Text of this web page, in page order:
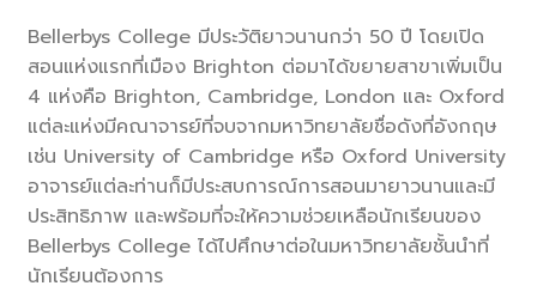
Bellerbys College มีประวัติยาวนานกว่า 50 ปี โดยเปิด
สอนแห่งแรกที่เมือง Brighton ต่อมาได้ขยายสาขาเพิ่มเป็น
4 แห่งคือ Brighton, Cambridge, London และ Oxford
แต่ละแห่งมีคณาจารย์ที่จบจากมหาวิทยาลัยชื่อดังที่อังกฤษ
เช่น University of Cambridge หรือ Oxford University
อาจารย์แต่ละท่านก็มีประสบการณ์การสอนมายาวนานและมี
ประสิทธิภาพ และพร้อมที่จะให้ความช่วยเหลือนักเรียนของ
Bellerbys College ได้ไปศึกษาต่อในมหาวิทยาลัยชั้นนำที่
นักเรียนต้องการ